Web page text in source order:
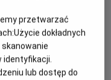
publiczności festiwalu
Carmen Maura,
przetwarzać
Użycie dokładnych
identyfikacji.
lub dostęp do